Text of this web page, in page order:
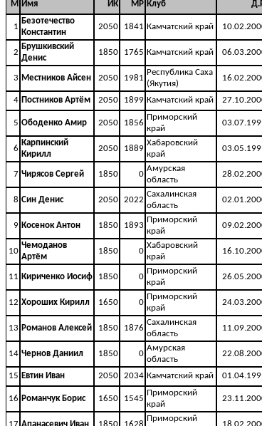
М Имя ИК МР Клуб
1
Безотечество
Константин
2050 1841 Камчатский край
2
Брушкивский
Денис
1850 1765 Камчатский край
3 Местников Айсен 2050 1981
Республика Саха
(Якутия)
4 Постников Артём 2050 1899 Камчатский край
5 Ободенко Амир 2050 1856
Приморский
край
6
Карпинский
Кирилл
2050 1889
Хабаровский
край
7 Чирясов Сергей 1850 0
Амурская
область
8 Син Денис 2050 2022
Сахалинская
область
9 Косенок Антон 1850 1893
Приморский
край
10
Чемоданов
Артём
1850 0
Хабаровский
край
11 Кириченко Иосиф 1850 0
Приморский
край
12 Хороших Кирилл 1650 0
Приморский
край
13 Романов Алексей 1850 1876
Сахалинская
область
14 Чернов Даниил 1850 0
Амурская
область
15 Евтин Иван 2050 2034 Камчатский край
16 Романчук Борис 1650 1545
Приморский
край
17 Апанасевич Иван 1850 1628
Приморский